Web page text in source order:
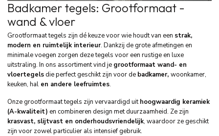
Badkamer tegels: Grootformaat -
wand & vloer
Grootformaat tegels zijn dé keuze voor wie houdt van een strak,
modern en ruimtelijk interieur. Dankzij de grote afmetingen en
minimale voegen zorgen deze tegels voor een rustige en luxe
uitstraling. In ons assortiment vind je grootformaat wand- en
vloertegelsdie perfect geschikt zijn voor de badkamer, woonkamer,
keuken, hal en andere leefruimtes.
Onze grootformaat tegels zijn vervaardigd uithoogwaardig keramiek
(A-kwaliteit) en combineren design met duurzaamheid. Ze zijn
krasvast, slijtvast en onderhoudsvriendelijk, waardoor ze geschikt
zijn voor zowel particulier als intensief gebruik.